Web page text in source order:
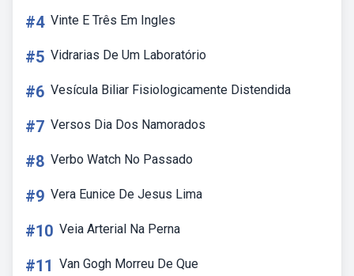
#4 Vinte E Três Em Ingles
#5 Vidrarias De Um Laboratório
#6 Vesícula Biliar Fisiologicamente Distendida
#7 Versos Dia Dos Namorados
#8 Verbo Watch No Passado
#9 Vera Eunice De Jesus Lima
#10 Veia Arterial Na Perna
#11 Van Gogh Morreu De Que